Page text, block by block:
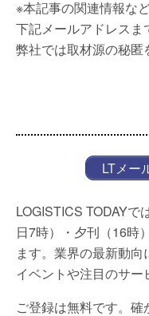
※本記事の関連情報な
下記メールアドレスま
弊社では取材源の秘匿
LTメー
LOGISTICS TODAY
日7時）・夕刊（16時
ます。業界の最新動
イベントや注目のサー
ご登録は無料です。